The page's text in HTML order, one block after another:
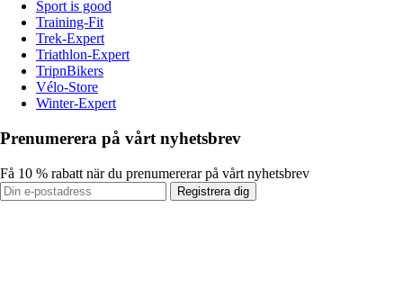
Sport is good
Training-Fit
Trek-Expert
Triathlon-Expert
TripnBikers
Vélo-Store
Winter-Expert
Prenumerera på vårt nyhetsbrev
Få 10 % rabatt när du prenumererar på vårt nyhetsbrev
Registrera dig